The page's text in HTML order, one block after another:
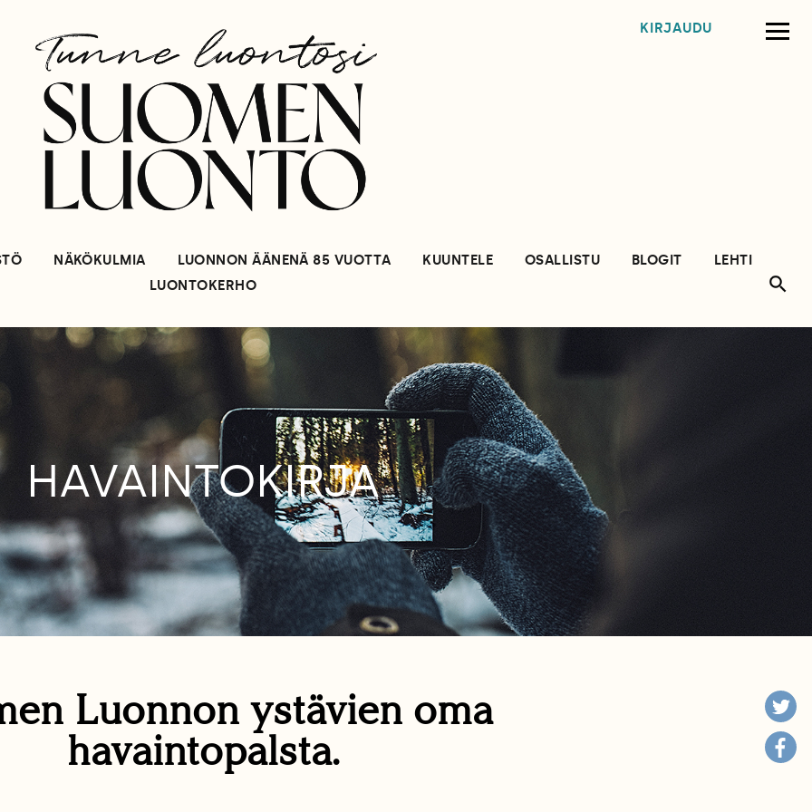
KIRJAUDU
NÄKÖKULMIA LUONNON ÄÄNENÄ 85 VUOTTA KUUNTELE OSALLISTU BLOGIT
LEHTI
LUONTOKERHO
HAVAINTOKIRJA
Luonnon ystävien oma
havaintopalsta.